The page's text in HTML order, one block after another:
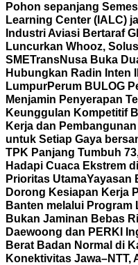
Pohon sepanjang
Learning Center (IALC)
Industri Aviasi Bertaraf
Luncurkan Whooz,
SMETransNusa Buka
Hubungkan Radin Inten
LumpurPerum BULOG
Menjamin Penyerapan
Keunggulan Kompetitif
Kerja dan Pembangunan
untuk Setiap Gaya
TPK Panjang Tumbuh
Hadapi Cuaca Ekstrem
Prioritas UtamaYayasan
Dorong Kesiapan Kerja
Banten melalui Program
Bukan Jaminan Bebas
Daewoong dan PERKI
Berat Badan Normal di
Konektivitas Jawa–NTT,